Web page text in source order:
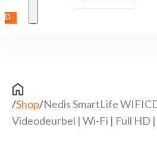
0
/Shop/Nedis SmartLife
Videodeurbel | Wi-Fi | Full HD